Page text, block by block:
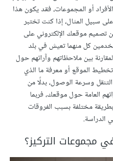
أو المجموعات، فقد يكون هذا
سبيل المثال، إذا كنت تختبر
تصميم موقعك الإلكتروني على
كل منهما تعيش في بلد
بين ملاحظاتهم وآرائهم حول
الموقع أو معرفة ما الذي
وسرعة الوصول، بدلًا من
العامة حول موقعك، فربما
مختلفة بسبب الفروقات
الدراسة.
التركيز؟